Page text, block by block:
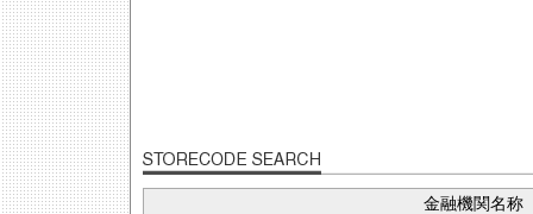
金融機関名称